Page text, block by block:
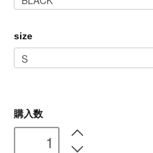
size
購入数